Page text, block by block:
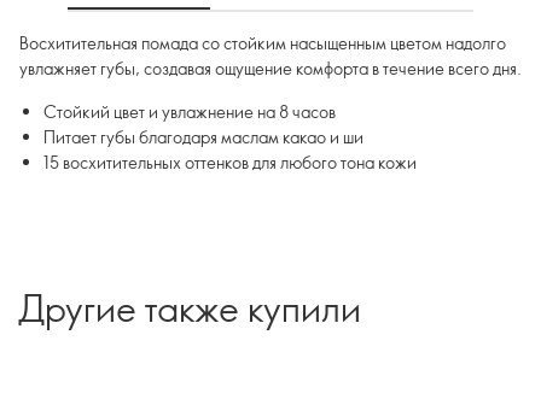
Восхитительная помада со стойким насыщенным цветом надолго
увлажняет губы, создавая ощущение комфорта в течение всего дня.
Стойкий цвет и увлажнение на 8 часов
Питает губы благодаря маслам какао и ши
15 восхитительных оттенков для любого тона кожи
Другие также купили